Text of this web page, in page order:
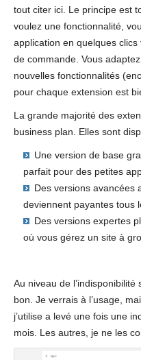
tout citer ici. Le principe est
voulez une fonctionnalité,
application en quelques
de commande. Vous
nouvelles fonctionnalités
pour chaque extension est
La grande majorité des
business plan. Elles sont
Une version de base
parfait pour des petites
Des versions avancées
deviennent payantes tous
Des versions expertes
où vous gérez un site à
Au niveau de
bon. Je verrais à l’usage,
j’utilise a levé une fois une
mois. Les autres, je ne les